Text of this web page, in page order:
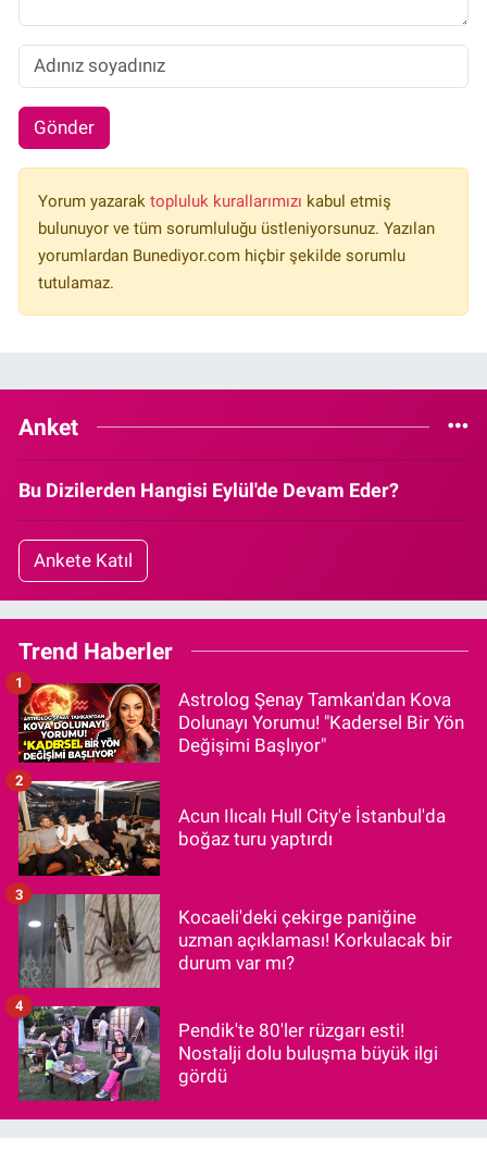
Gönder
Yorum yazarak topluluk kurallarımızı kabul etmiş
bulunuyor ve tüm sorumluluğu üstleniyorsunuz. Yazılan
yorumlardan Bunediyor.com hiçbir şekilde sorumlu
tutulamaz.
Anket
Bu Dizilerden Hangisi Eylül'de Devam Eder?
Ankete Katıl
Trend Haberler
Astrolog Şenay Tamkan'dan Kova
Dolunayı Yorumu! "Kadersel Bir Yön
Değişimi Başlıyor"
1
Acun Ilıcalı Hull City'e İstanbul'da
boğaz turu yaptırdı
2
Kocaeli'deki çekirge paniğine
uzman açıklaması! Korkulacak bir
durum var mı?
3
Pendik'te 80'ler rüzgarı esti!
Nostalji dolu buluşma büyük ilgi
gördü
4